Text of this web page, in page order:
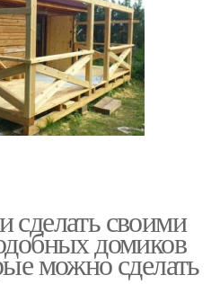
своими
домиков
можно сделать